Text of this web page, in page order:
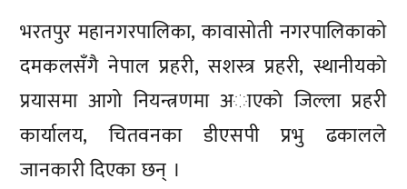
भरतपुर महानगरपालिका, कावासोती नगरपालिकाको
दमकलसँगै नेपाल प्रहरी, सशस्त्र प्रहरी, स्थानीयकाे
प्रयासमा आगो नियन्त्रणमा अाएकाे जिल्ला प्रहरी
कार्यालय, चितवनका डीएसपी प्रभु ढकालले
जानकारी दिएका छन् ।